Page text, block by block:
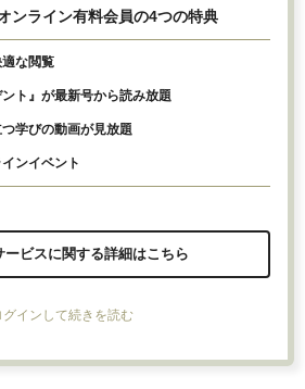
ンライン有料会員の4つの特典
な閲覧
ト』が最新号から読み放題
学びの動画が見放題
ンイベント
ービスに関する詳細はこちら
グインして続きを読む